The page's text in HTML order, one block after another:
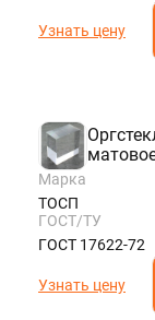
Узнать цену
Марка
ТОСП
ГОСТ/ТУ
ГОСТ 17622-72
Узнать цену